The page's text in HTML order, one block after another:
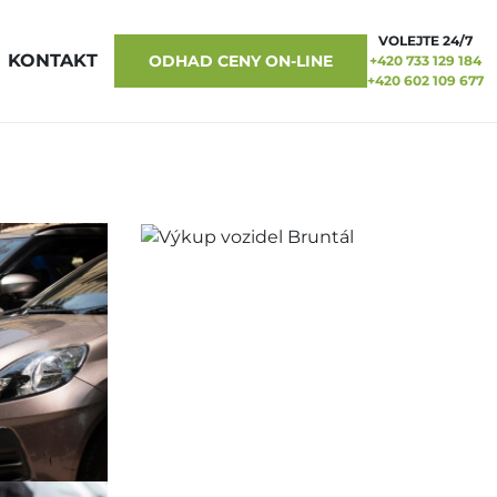
KONTAKT ODHAD CENY ON-LINE
VOLEJTE 24/7
+420 733 129 184
+420 602 109 677